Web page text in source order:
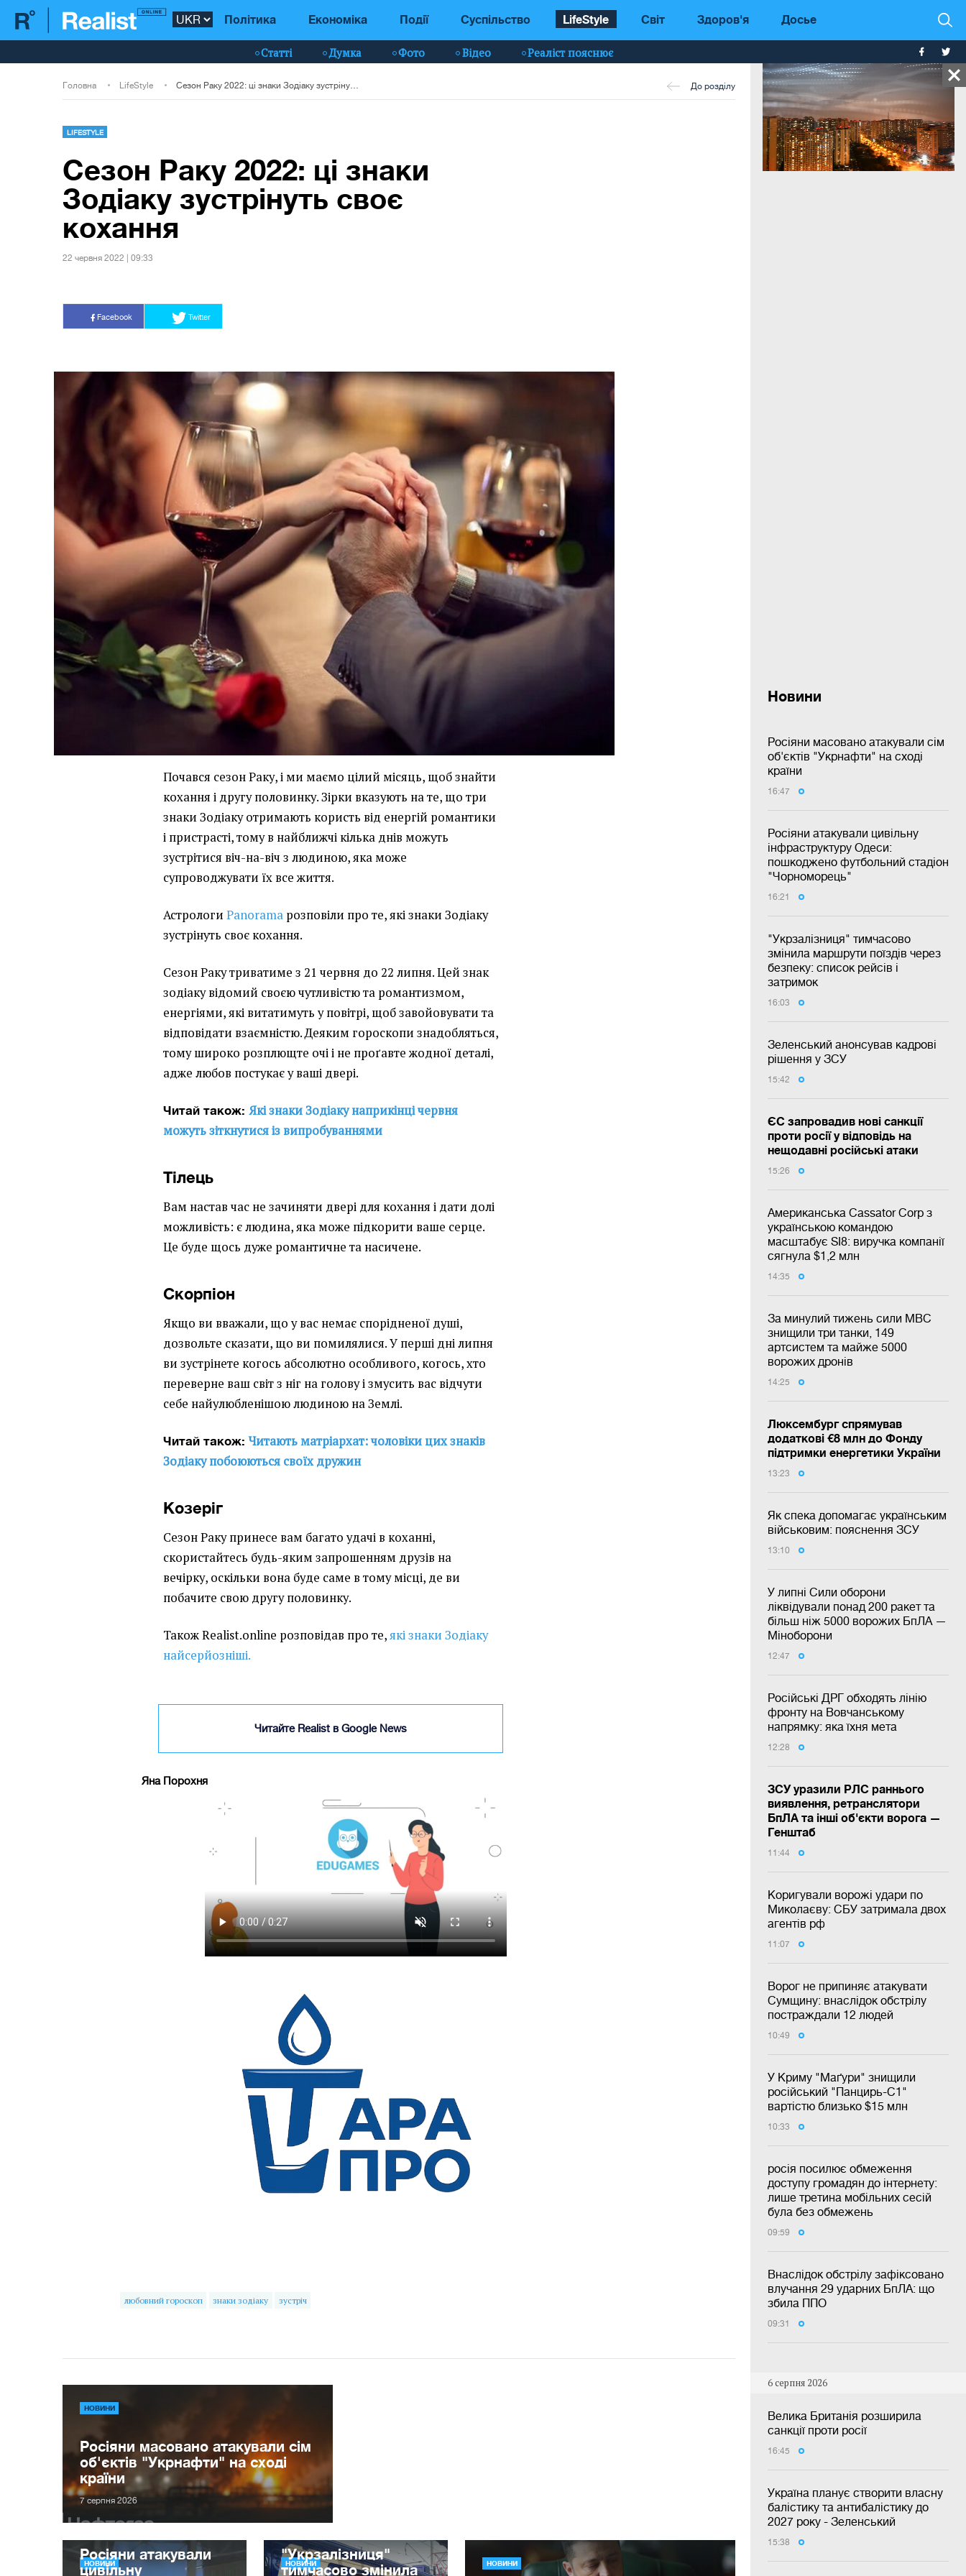
Політика Економіка Події Суспільство LifeStyle Світ Здоров'я Досье
Статті Думка Фото Відео Реаліст пояснює
Новини
Росіяни масовано атакували сім
об'єктів "Укрнафти" на сході
країни
16:47
Росіяни атакували цивільну
інфраструктуру Одеси:
пошкоджено футбольний стадіон
"Чорноморець"
16:21
"Укрзалізниця" тимчасово
змінила маршрути поїздів через
безпеку: список рейсів і
затримок
16:03
Зеленський анонсував кадрові
рішення у ЗСУ
15:42
ЄС запровадив нові санкції
проти росії у відповідь на
нещодавні російські атаки
15:26
Американська Cassator Corp з
українською командою
масштабує SI8: виручка компанії
сягнула $1,2 млн
14:35
За минулий тижень сили МВС
знищили три танки, 149
артсистем та майже 5000
ворожих дронів
14:25
Люксембург спрямував
додаткові €8 млн до Фонду
підтримки енергетики України
13:23
Як спека допомагає українським
військовим: пояснення ЗСУ
13:10
У липні Сили оборони
ліквідували понад 200 ракет та
більш ніж 5000 ворожих БпЛА —
Міноборони
12:47
Російські ДРГ обходять лінію
фронту на Вовчанському
напрямку: яка їхня мета
12:28
ЗСУ уразили РЛС раннього
виявлення, ретранслятори
БпЛА та інші об'єкти ворога —
Генштаб
11:44
Коригували ворожі удари по
Миколаєву: СБУ затримала двох
агентів рф
11:07
Ворог не припиняє атакувати
Сумщину: внаслідок обстрілу
постраждали 12 людей
10:49
У Криму "Маґури" знищили
російський "Панцирь-С1"
вартістю близько $15 млн
10:33
росія посилює обмеження
доступу громадян до інтернету:
лише третина мобільних сесій
була без обмежень
09:59
Внаслідок обстрілу зафіксовано
влучання 29 ударних БпЛА: що
збила ППО
09:31
6 серпня 2026
Велика Британія розширила
санкції проти росії
16:45
Україна планує створити власну
балістику та антибалістику до
2027 року - Зеленський
15:38
Головна LifeStyle До розділу
LIFESTYLE
Сезон Раку 2022: ці знаки
Зодіаку зустрінуть своє
кохання
22 червня 2022 | 09:33
Facebook Twitter
Почався сезон Раку, і ми маємо цілий місяць, щоб знайти
кохання і другу половинку. Зірки вказують на те, що три
знаки Зодіаку отримають користь від енергій романтики
і пристрасті, тому в найближчі кілька днів можуть
зустрітися віч-на-віч з людиною, яка може
супроводжувати їх все життя.
АстрологиPanorama розповіли про те, які знаки Зодіаку
зустрінуть своє кохання.
Сезон Раку триватиме з 21 червня до 22 липня. Цей знак
зодіаку відомий своєю чутливістю та романтизмом,
енергіями, які витатимуть у повітрі, щоб завойовувати та
відповідати взаємністю. Деяким гороскопи знадобляться,
тому широко розплющте очі і не проґавте жодної деталі,
адже любов постукає у ваші двері.
Читай також: Які знаки Зодіаку наприкінці червня
можуть зіткнутися із випробуваннями
Тілець
Вам настав час не зачиняти двері для кохання і дати долі
можливість: є людина, яка може підкорити ваше серце.
Це буде щось дуже романтичне та насичене.
Скорпіон
Якщо ви вважали, що у вас немає спорідненої душі,
дозвольте сказати, що ви помилялися. У перші дні липня
ви зустрінете когось абсолютно особливого, когось, хто
переверне ваш світ з ніг на голову і змусить вас відчути
себе найулюбленішою людиною на Землі.
Читай також:Читають матріархат: чоловіки цих знаків
Зодіаку побоюються своїх дружин
Козеріг
Сезон Раку принесе вам багато удачі в коханні,
скористайтесь будь-яким запрошенням друзів на
вечірку, оскільки вона буде саме в тому місці, де ви
побачите свою другу половинку.
Також Realist.online розповідав про те,які знаки Зодіаку
найсерйозніші.
Читайте Realist в Google News
Яна Порохня
любовний гороскоп знаки зодіаку зустріч
НОВИНИ
Росіяни масовано атакували сім
об'єктів "Укрнафти" на сході
країни
7 серпня 2026
НОВИНИ
Росіяни атакували
цивільну
НОВИНИ
"Укрзалізниця"
тимчасово змінила
НОВИНИ